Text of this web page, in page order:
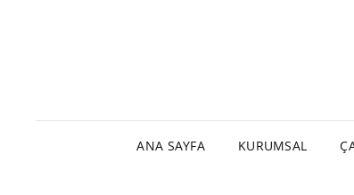
ANA SAYFA KURUMSAL